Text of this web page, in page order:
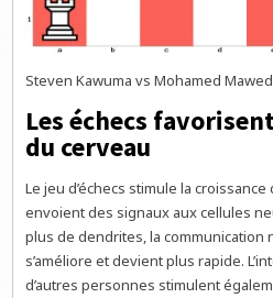
Steven Kawuma vs Mohamed
Les échecs
du cerveau
Le jeu d’échecs stimule la
envoient des signaux aux cellules
plus de dendrites, la communication
s’améliore et devient plus rapide.
d’autres personnes stimulent